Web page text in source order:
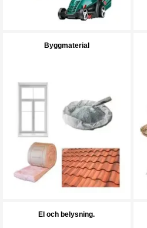
Byggmaterial
El och belysning.